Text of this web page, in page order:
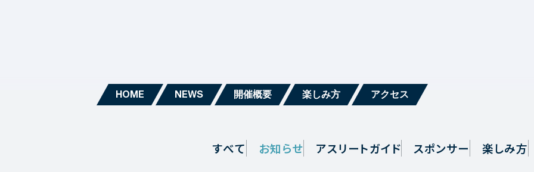
HOME NEWS 開催概要 楽しみ方 アクセス
すべて お知らせ アスリートガイド スポンサー 楽しみ方